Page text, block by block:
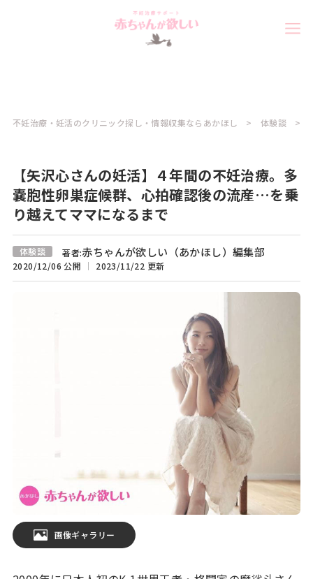
不妊治療・妊活のクリニック探し・情報収集ならあかほし 体験談
【矢沢心さんの妊活】４年間の不妊治療。多
嚢胞性卵巣症候群、心拍確認後の流産…を乗
り越えてママになるまで
体験談 著者:赤ちゃんが欲しい（あかほし）編集部
2020/12/06 公開 2023/11/22 更新
画像ギャラリー